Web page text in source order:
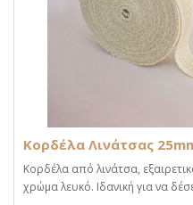
Κορδέλα Λινάτσας
Κορδέλα από λινάτσα,
χρώμα λευκό. Ιδανική για να